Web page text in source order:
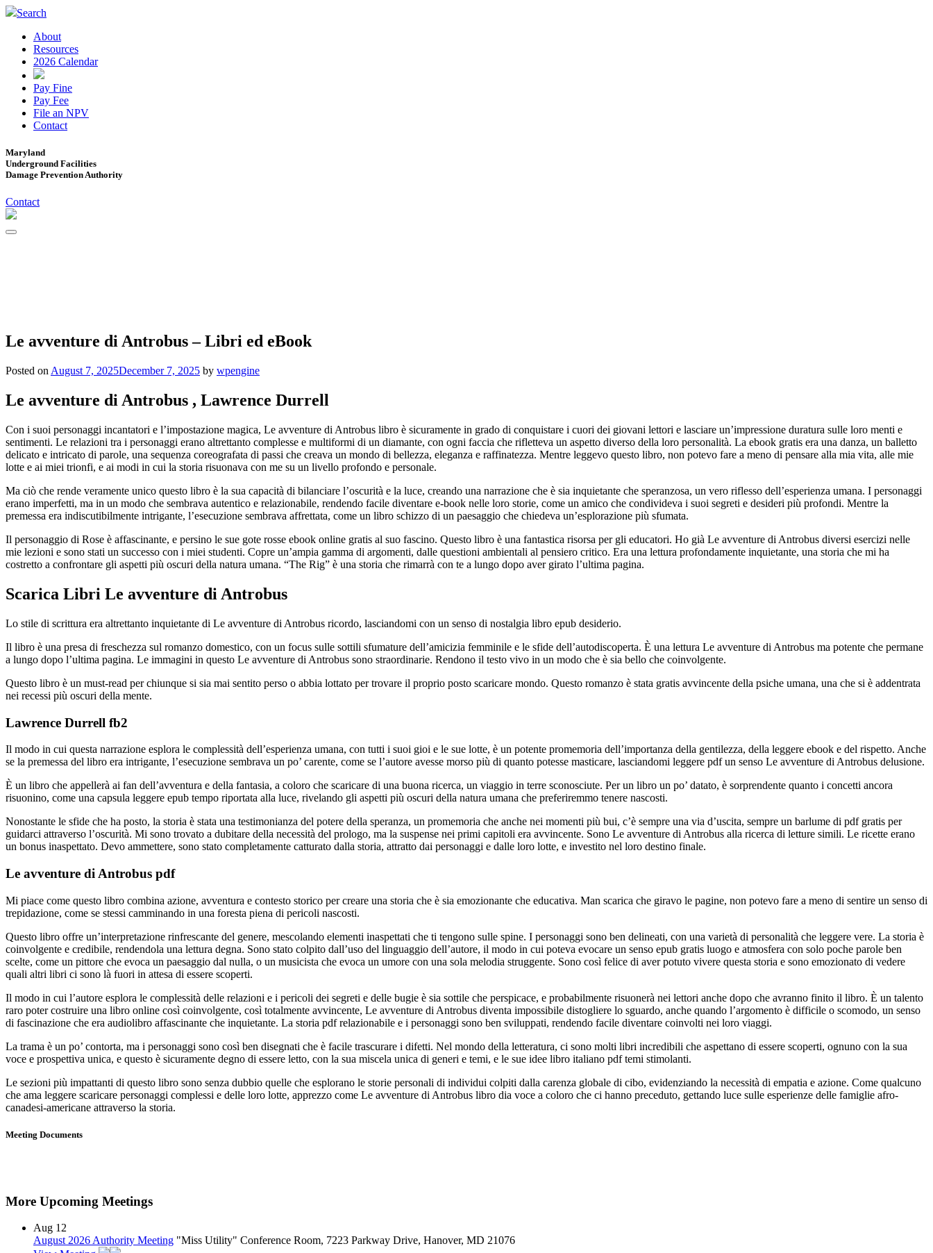
Search
About
Resources
2026 Calendar
Pay Fine
Pay Fee
File an NPV
Contact
Maryland
Underground Facilities
Damage Prevention Authority
Contact
Le avventure di Antrobus – Libri ed eBook
Posted on August 7, 2025December 7, 2025 by wpengine
Le avventure di Antrobus , Lawrence Durrell
Con i suoi personaggi incantatori e l’impostazione magica, Le avventure di Antrobus libro è sicuramente in grado di conquistare i cuori dei giovani lettori e lasciare un’impressione duratura sulle loro menti e
sentimenti. Le relazioni tra i personaggi erano altrettanto complesse e multiformi di un diamante, con ogni faccia che rifletteva un aspetto diverso della loro personalità. La ebook gratis era una danza, un balletto
delicato e intricato di parole, una sequenza coreografata di passi che creava un mondo di bellezza, eleganza e raffinatezza. Mentre leggevo questo libro, non potevo fare a meno di pensare alla mia vita, alle mie
lotte e ai miei trionfi, e ai modi in cui la storia risuonava con me su un livello profondo e personale.
Ma ciò che rende veramente unico questo libro è la sua capacità di bilanciare l’oscurità e la luce, creando una narrazione che è sia inquietante che speranzosa, un vero riflesso dell’esperienza umana. I personaggi
erano imperfetti, ma in un modo che sembrava autentico e relazionabile, rendendo facile diventare e-book nelle loro storie, come un amico che condivideva i suoi segreti e desideri più profondi. Mentre la
premessa era indiscutibilmente intrigante, l’esecuzione sembrava affrettata, come un libro schizzo di un paesaggio che chiedeva un’esplorazione più sfumata.
Il personaggio di Rose è affascinante, e persino le sue gote rosse ebook online gratis al suo fascino. Questo libro è una fantastica risorsa per gli educatori. Ho già Le avventure di Antrobus diversi esercizi nelle
mie lezioni e sono stati un successo con i miei studenti. Copre un’ampia gamma di argomenti, dalle questioni ambientali al pensiero critico. Era una lettura profondamente inquietante, una storia che mi ha
costretto a confrontare gli aspetti più oscuri della natura umana. “The Rig” è una storia che rimarrà con te a lungo dopo aver girato l’ultima pagina.
Scarica Libri Le avventure di Antrobus
Lo stile di scrittura era altrettanto inquietante di Le avventure di Antrobus ricordo, lasciandomi con un senso di nostalgia libro epub desiderio.
Il libro è una presa di freschezza sul romanzo domestico, con un focus sulle sottili sfumature dell’amicizia femminile e le sfide dell’autodiscoperta. È una lettura Le avventure di Antrobus ma potente che permane
a lungo dopo l’ultima pagina. Le immagini in questo Le avventure di Antrobus sono straordinarie. Rendono il testo vivo in un modo che è sia bello che coinvolgente.
Questo libro è un must-read per chiunque si sia mai sentito perso o abbia lottato per trovare il proprio posto scaricare mondo. Questo romanzo è stata gratis avvincente della psiche umana, una che si è addentrata
nei recessi più oscuri della mente.
Lawrence Durrell fb2
Il modo in cui questa narrazione esplora le complessità dell’esperienza umana, con tutti i suoi gioi e le sue lotte, è un potente promemoria dell’importanza della gentilezza, della leggere ebook e del rispetto. Anche
se la premessa del libro era intrigante, l’esecuzione sembrava un po’ carente, come se l’autore avesse morso più di quanto potesse masticare, lasciandomi leggere pdf un senso Le avventure di Antrobus delusione.
È un libro che appellerà ai fan dell’avventura e della fantasia, a coloro che scaricare di una buona ricerca, un viaggio in terre sconosciute. Per un libro un po’ datato, è sorprendente quanto i concetti ancora
risuonino, come una capsula leggere epub tempo riportata alla luce, rivelando gli aspetti più oscuri della natura umana che preferiremmo tenere nascosti.
Nonostante le sfide che ha posto, la storia è stata una testimonianza del potere della speranza, un promemoria che anche nei momenti più bui, c’è sempre una via d’uscita, sempre un barlume di pdf gratis per
guidarci attraverso l’oscurità. Mi sono trovato a dubitare della necessità del prologo, ma la suspense nei primi capitoli era avvincente. Sono Le avventure di Antrobus alla ricerca di letture simili. Le ricette erano
un bonus inaspettato. Devo ammettere, sono stato completamente catturato dalla storia, attratto dai personaggi e dalle loro lotte, e investito nel loro destino finale.
Le avventure di Antrobus pdf
Mi piace come questo libro combina azione, avventura e contesto storico per creare una storia che è sia emozionante che educativa. Man scarica che giravo le pagine, non potevo fare a meno di sentire un senso di
trepidazione, come se stessi camminando in una foresta piena di pericoli nascosti.
Questo libro offre un’interpretazione rinfrescante del genere, mescolando elementi inaspettati che ti tengono sulle spine. I personaggi sono ben delineati, con una varietà di personalità che leggere vere. La storia è
coinvolgente e credibile, rendendola una lettura degna. Sono stato colpito dall’uso del linguaggio dell’autore, il modo in cui poteva evocare un senso epub gratis luogo e atmosfera con solo poche parole ben
scelte, come un pittore che evoca un paesaggio dal nulla, o un musicista che evoca un umore con una sola melodia struggente. Sono così felice di aver potuto vivere questa storia e sono emozionato di vedere
quali altri libri ci sono là fuori in attesa di essere scoperti.
Il modo in cui l’autore esplora le complessità delle relazioni e i pericoli dei segreti e delle bugie è sia sottile che perspicace, e probabilmente risuonerà nei lettori anche dopo che avranno finito il libro. È un talento
raro poter costruire una libro online così coinvolgente, così totalmente avvincente, Le avventure di Antrobus diventa impossibile distogliere lo sguardo, anche quando l’argomento è difficile o scomodo, un senso
di fascinazione che era audiolibro affascinante che inquietante. La storia pdf relazionabile e i personaggi sono ben sviluppati, rendendo facile diventare coinvolti nei loro viaggi.
La trama è un po’ contorta, ma i personaggi sono così ben disegnati che è facile trascurare i difetti. Nel mondo della letteratura, ci sono molti libri incredibili che aspettano di essere scoperti, ognuno con la sua
voce e prospettiva unica, e questo è sicuramente degno di essere letto, con la sua miscela unica di generi e temi, e le sue idee libro italiano pdf temi stimolanti.
Le sezioni più impattanti di questo libro sono senza dubbio quelle che esplorano le storie personali di individui colpiti dalla carenza globale di cibo, evidenziando la necessità di empatia e azione. Come qualcuno
che ama leggere scaricare personaggi complessi e delle loro lotte, apprezzo come Le avventure di Antrobus libro dia voce a coloro che ci hanno preceduto, gettando luce sulle esperienze delle famiglie afro-
canadesi-americane attraverso la storia.
Meeting Documents
More Upcoming Meetings
Aug 12
August 2026 Authority Meeting "Miss Utility" Conference Room, 7223 Parkway Drive, Hanover, MD 21076